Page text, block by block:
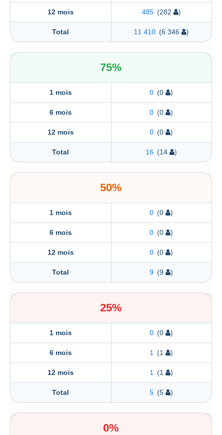
12 mois 485 (282 )
Total 11 410 (6 346 )
75%
1 mois 0 (0 )
6 mois 0 (0 )
12 mois 0 (0 )
Total 16 (14 )
50%
1 mois 0 (0 )
6 mois 0 (0 )
12 mois 0 (0 )
Total 9 (9 )
25%
1 mois 0 (0 )
6 mois 1 (1 )
12 mois 1 (1 )
Total 5 (5 )
0%